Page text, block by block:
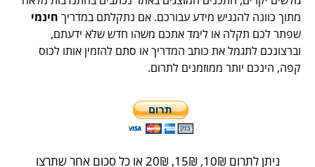
מתוך כוונה להנגיש מידע עבורכם. אם נתקלתם במדריךחינמי
שפתר לכם תקלה או לימד אתכם משהו חדש שלא ידעתם,
וברצונכם לתגמל את כותב המדריך או סתם להזמין אותו לכוס
קפה, הינכם יותר ממוזמנים לתרום.
ניתן לתרום 10₪
, 15
₪
, 20
₪
או כל סכום אחר שתרצו